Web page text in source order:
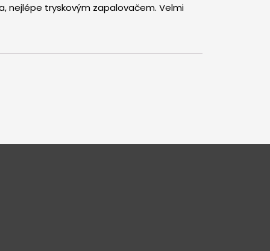
nejlépe tryskovým zapalovačem. Velmi